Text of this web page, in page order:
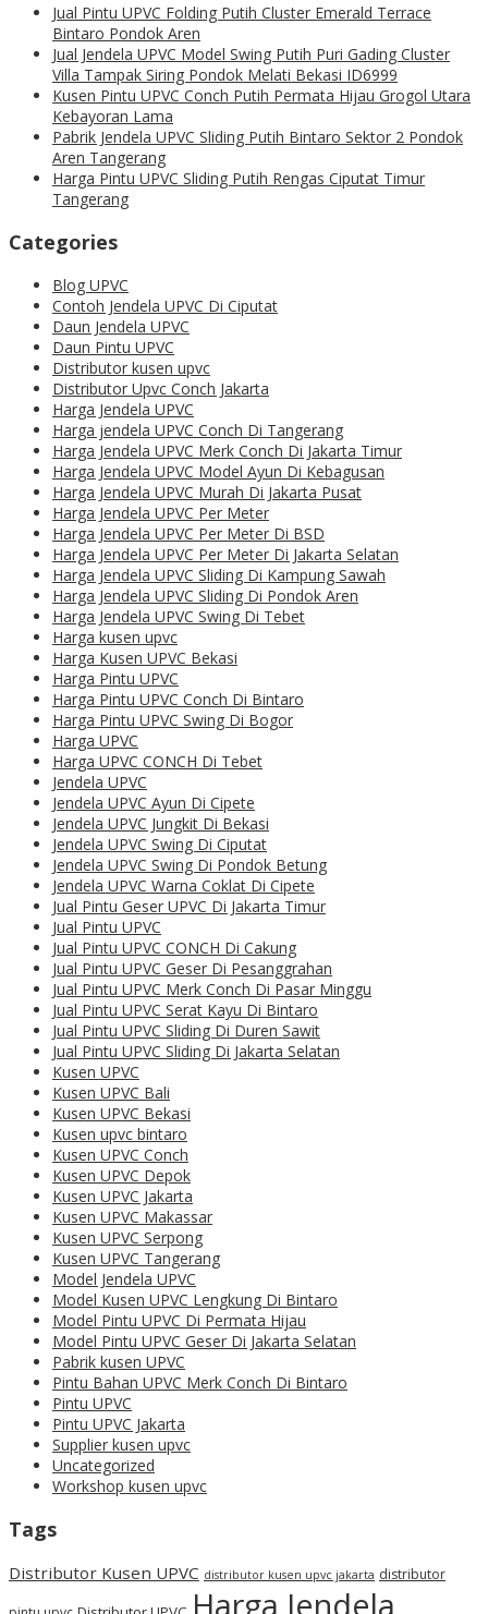
Jual Pintu UPVC Folding Putih Cluster Emerald Terrace
Bintaro Pondok Aren
Jual Jendela UPVC Model Swing Putih Puri Gading Cluster
Villa Tampak Siring Pondok Melati Bekasi ID6999
Kusen Pintu UPVC Conch Putih Permata Hijau Grogol Utara
Kebayoran Lama
Pabrik Jendela UPVC Sliding Putih Bintaro Sektor 2 Pondok
Aren Tangerang
Harga Pintu UPVC Sliding Putih Rengas Ciputat Timur
Tangerang
Categories
Blog UPVC
Contoh Jendela UPVC Di Ciputat
Daun Jendela UPVC
Daun Pintu UPVC
Distributor kusen upvc
Distributor Upvc Conch Jakarta
Harga Jendela UPVC
Harga jendela UPVC Conch Di Tangerang
Harga Jendela UPVC Merk Conch Di Jakarta Timur
Harga Jendela UPVC Model Ayun Di Kebagusan
Harga Jendela UPVC Murah Di Jakarta Pusat
Harga Jendela UPVC Per Meter
Harga Jendela UPVC Per Meter Di BSD
Harga Jendela UPVC Per Meter Di Jakarta Selatan
Harga Jendela UPVC Sliding Di Kampung Sawah
Harga Jendela UPVC Sliding Di Pondok Aren
Harga Jendela UPVC Swing Di Tebet
Harga kusen upvc
Harga Kusen UPVC Bekasi
Harga Pintu UPVC
Harga Pintu UPVC Conch Di Bintaro
Harga Pintu UPVC Swing Di Bogor
Harga UPVC
Harga UPVC CONCH Di Tebet
Jendela UPVC
Jendela UPVC Ayun Di Cipete
Jendela UPVC Jungkit Di Bekasi
Jendela UPVC Swing Di Ciputat
Jendela UPVC Swing Di Pondok Betung
Jendela UPVC Warna Coklat Di Cipete
Jual Pintu Geser UPVC Di Jakarta Timur
Jual Pintu UPVC
Jual Pintu UPVC CONCH Di Cakung
Jual Pintu UPVC Geser Di Pesanggrahan
Jual Pintu UPVC Merk Conch Di Pasar Minggu
Jual Pintu UPVC Serat Kayu Di Bintaro
Jual Pintu UPVC Sliding Di Duren Sawit
Jual Pintu UPVC Sliding Di Jakarta Selatan
Kusen UPVC
Kusen UPVC Bali
Kusen UPVC Bekasi
Kusen upvc bintaro
Kusen UPVC Conch
Kusen UPVC Depok
Kusen UPVC Jakarta
Kusen UPVC Makassar
Kusen UPVC Serpong
Kusen UPVC Tangerang
Model Jendela UPVC
Model Kusen UPVC Lengkung Di Bintaro
Model Pintu UPVC Di Permata Hijau
Model Pintu UPVC Geser Di Jakarta Selatan
Pabrik kusen UPVC
Pintu Bahan UPVC Merk Conch Di Bintaro
Pintu UPVC
Pintu UPVC Jakarta
Supplier kusen upvc
Uncategorized
Workshop kusen upvc
Tags
Distributor Kusen UPVC distributor kusen upvc jakarta distributor
Harga Jendela